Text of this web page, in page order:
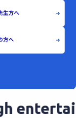
生方へ
方へ